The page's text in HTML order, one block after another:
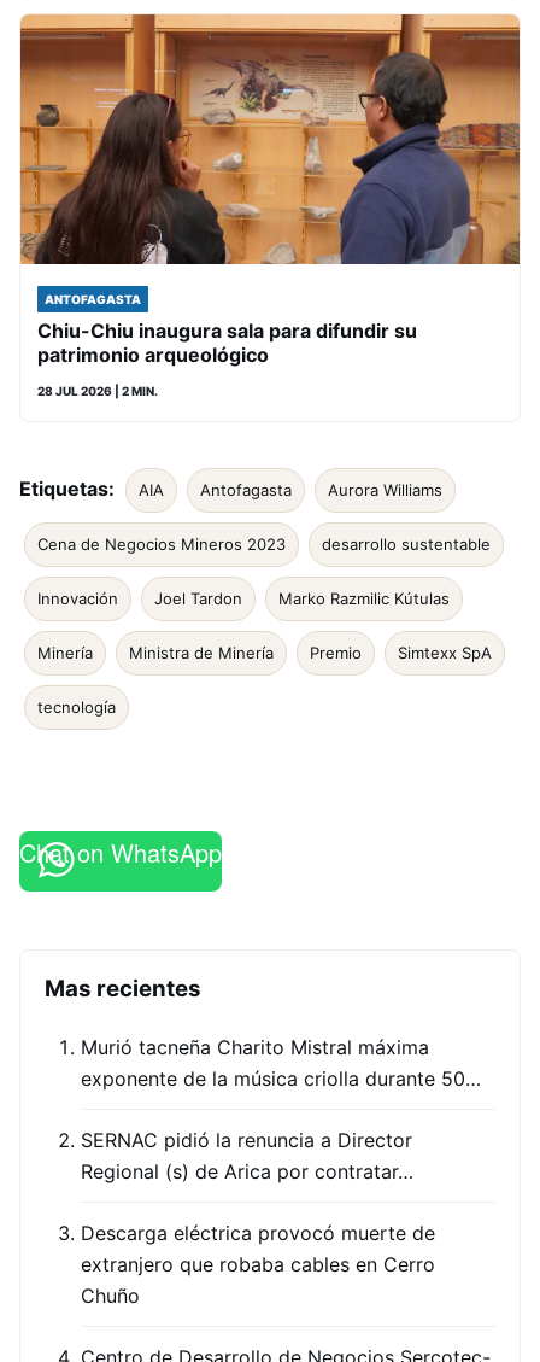
ANTOFAGASTA
Chiu-Chiu inaugura sala para difundir su
patrimonio arqueológico
28 JUL 2026 | 2 MIN.
Etiquetas: AIA Antofagasta Aurora Williams
Cena de Negocios Mineros 2023 desarrollo sustentable
Innovación Joel Tardon Marko Razmilic Kútulas
Minería Ministra de Minería Premio Simtexx SpA
tecnología
Chat on WhatsApp
Mas recientes
Murió tacneña Charito Mistral máxima
exponente de la música criolla durante 50…
SERNAC pidió la renuncia a Director
Regional (s) de Arica por contratar…
Descarga eléctrica provocó muerte de
extranjero que robaba cables en Cerro
Chuño